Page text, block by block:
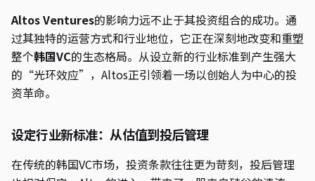
Altos Ventures的影响力远不止于其投资组合的成功。通
过其独特的运营方式和行业地位，它正在深刻地改变和重塑
整个韩国VC的生态格局。从设立新的行业标准到产生强大
的“光环效应”，Altos正引领着一场以创始人为中心的投
资革命。
设定行业新标准：从估值到投后管理
在传统的韩国VC市场，投资条款往往更为苛刻，投后管理